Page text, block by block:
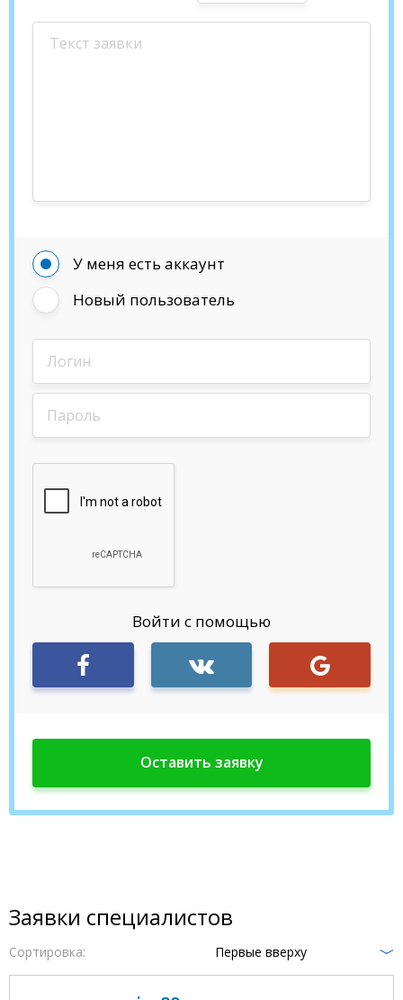
У меня есть аккаунт
Новый пользователь
Войти с помощью
Заявки специалистов
Сортировка: Первые вверху